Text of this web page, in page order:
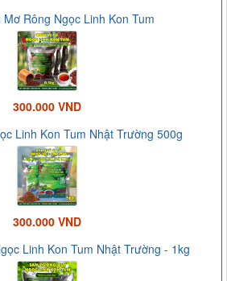
Mơ Rông Ngọc Linh Kon Tum
300.000 VND
Linh Kon Tum Nhật Trường 500g
300.000 VND
Linh Kon Tum Nhật Trường - 1kg